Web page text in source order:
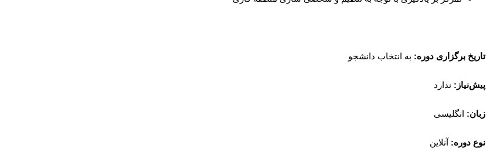
تاریخ برگزاری دوره: به انتخاب دانشجو
پیش‌نیاز: ندارد
زبان: انگلیسی
نوع دوره: آنلاین